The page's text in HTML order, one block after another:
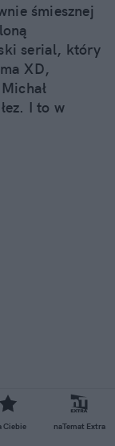
Ciebie naTemat Extra
śmiesznej
serial, który
XD,
I to w